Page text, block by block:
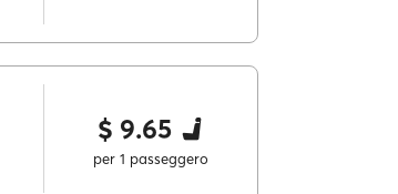
$ 9.65
per 1 passeggero